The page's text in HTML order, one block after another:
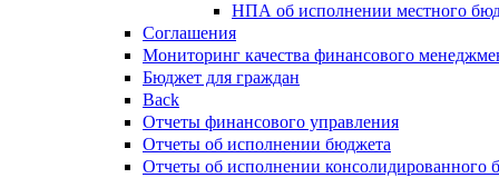
НПА об исполнении местного
Соглашения
Мониторинг качества финансового
Бюджет для граждан
Back
Отчеты финансового управления
Отчеты об исполнении бюджета
Отчеты об исполнении консолидированного